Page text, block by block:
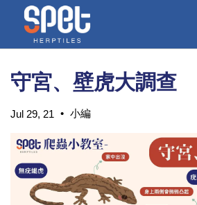
守宮、壁虎大調查
Jul 29, 21 • 小編